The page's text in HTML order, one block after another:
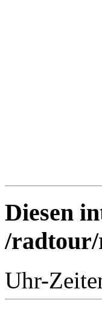
Diesen
/radtour/
Uhr-